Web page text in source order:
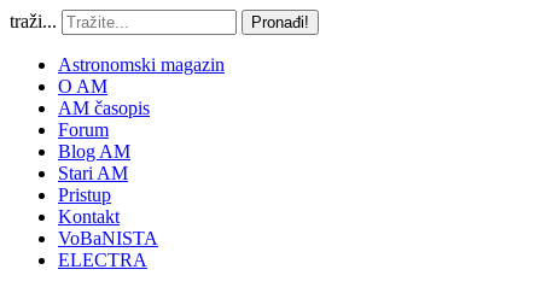
traži... Pronađi!
Astronomski magazin
O AM
AM časopis
Forum
Blog AM
Stari AM
Pristup
Kontakt
VoBaNISTA
ELECTRA